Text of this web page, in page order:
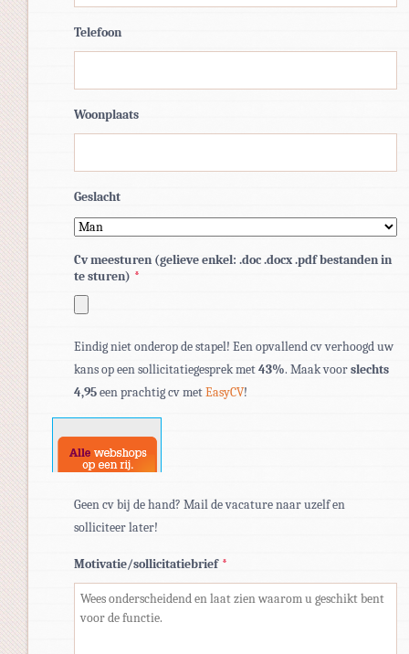
Telefoon
Woonplaats
Geslacht
Cv meesturen (gelieve enkel: .doc .docx .pdf bestanden in
te sturen) *
bestandstypen:
pdf,
doc,
docx.
Eindig niet onderop de stapel! Een opvallend cv verhoogd uw
kans op een sollicitatiegesprek met43%. Maak voorslechts
4,95een prachtig cv metEasyCV!
Geen cv bij de hand? Mail de vacature naar uzelf en
solliciteer later!
Motivatie/sollicitatiebrief *